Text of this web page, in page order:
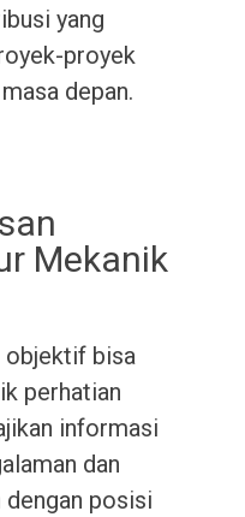
yang
proyek
depan.
Mekanik
objektif bisa
perhatian
informasi
dan
dengan posisi